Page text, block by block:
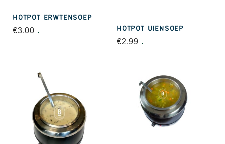
HOTPOT ERWTENSOEP
€3.00 .
HOTPOT UIENSOEP
€2.99 .